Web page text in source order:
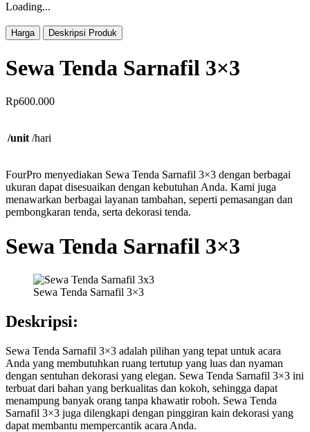
Loading...
Harga Deskripsi Produk
Sewa Tenda Sarnafil 3×3
Rp600.000
/unit /hari
FourPro menyediakan Sewa Tenda Sarnafil 3×3 dengan berbagai
ukuran dapat disesuaikan dengan kebutuhan Anda. Kami juga
menawarkan berbagai layanan tambahan, seperti pemasangan dan
pembongkaran tenda, serta dekorasi tenda.
Sewa Tenda Sarnafil 3×3
Sewa Tenda Sarnafil 3×3
Deskripsi:
Sewa Tenda Sarnafil 3×3 adalah pilihan yang tepat untuk acara
Anda yang membutuhkan ruang tertutup yang luas dan nyaman
dengan sentuhan dekorasi yang elegan. Sewa Tenda Sarnafil 3×3 ini
terbuat dari bahan yang berkualitas dan kokoh, sehingga dapat
menampung banyak orang tanpa khawatir roboh. Sewa Tenda
Sarnafil 3×3 juga dilengkapi dengan pinggiran kain dekorasi yang
dapat membantu mempercantik acara Anda.